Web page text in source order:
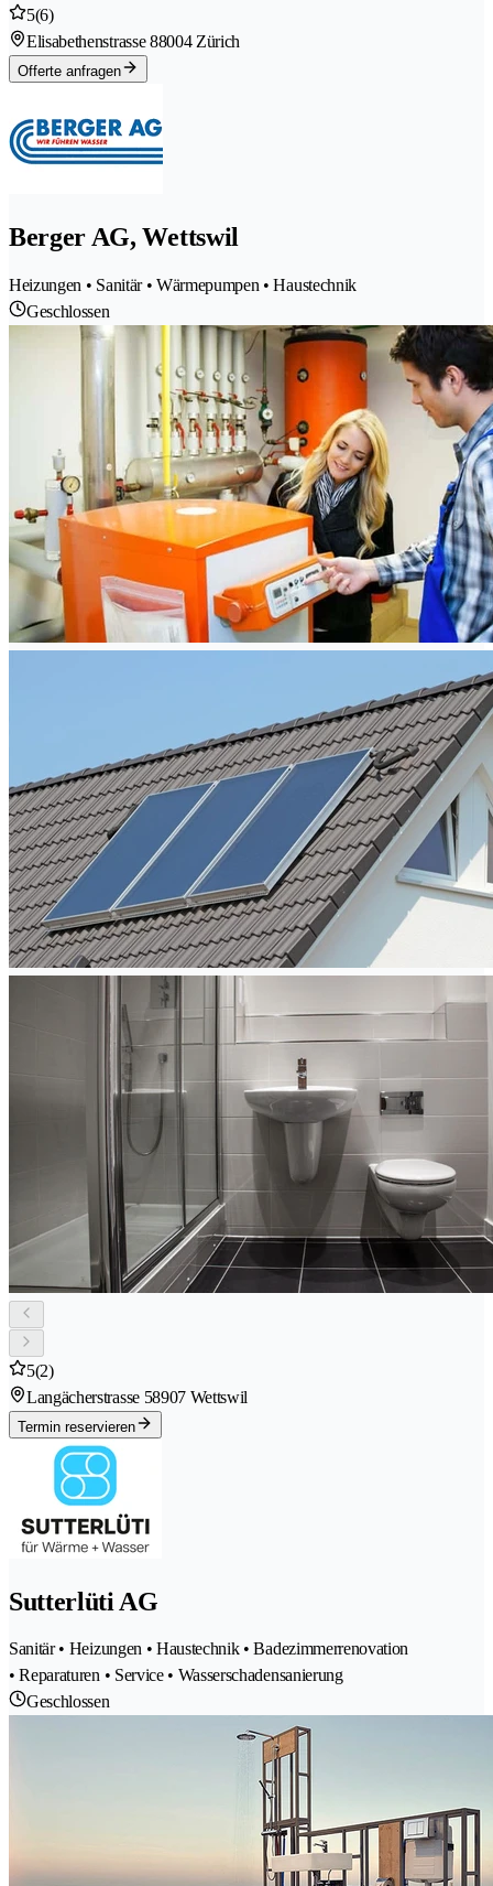
5(6)
Elisabethenstrasse 88004 Zürich
Offerte anfragen
Berger AG, Wettswil
Heizungen • Sanitär • Wärmepumpen • Haustechnik
Geschlossen
5(2)
Langächerstrasse 58907 Wettswil
Termin reservieren
Sutterlüti AG
Sanitär • Heizungen • Haustechnik • Badezimmerrenovation
• Reparaturen • Service • Wasserschadensanierung
Geschlossen